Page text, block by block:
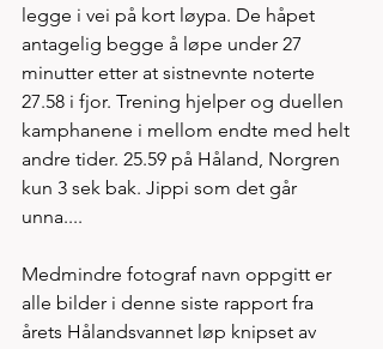
legge i vei på kort løypa. De håpet
antagelig begge å løpe under 27
minutter etter at sistnevnte noterte
27.58 i fjor. Trening hjelper og duellen
kamphanene i mellom endte med helt
andre tider. 25.59 på Håland, Norgren
kun 3 sek bak. Jippi som det går
unna....
Medmindre fotograf navn oppgitt er
alle bilder i denne siste rapport fra
årets Hålandsvannet løp knipset av